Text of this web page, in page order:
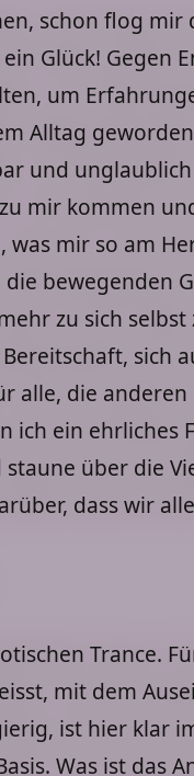
schon flog mir
Glück! Gegen
um
Alltag
und
mir kommen
was mir so am
bewegenden
zu sich
sich
alle, die
ein ehrliches
staune über die
dass wir
Trance.
mit dem
ist hier klar
Was ist das